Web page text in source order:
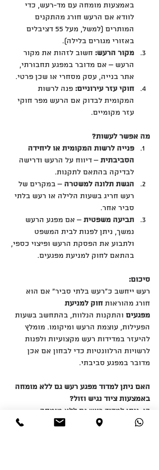
באמצעות מומחה עם מד-רעש, כדי
לוודא אם הרעש חורג מהתקנים
המותרים (למשל, מעל 55 דציבלים
באזורי מגורים בלילה).
מקור הרעש: חשוב לזהות את מקור
הרעש – אם מדובר במפגע תחבורתי,
אתר בנייה, עסק מסחרי או שכן פרטי.
חוקי עזר עירוניים: פנה לרשות
המקומית לבדוק אם הרעש מפר חוקי
עזר מקומיים.
מה אפשר לעשות?
פנייה לרשות המקומית או ליחידה
הסביבתית – דיווח על הרעש ודרישה
לבדיקה בהתאם לתקנות.
הגשת תלונה למשטרה – במקרים של
רעש חריג בשעות הלילה או רעש בלתי
סביר אחר.
תביעה משפטית – אם מפגע הרעש
נמשך, ניתן לפנות לבית המשפט
ולתבוע את הפסקת הרעש ופיצוי כספי,
בהתאם לחוק למניעת מפגעים.
סיכום:
רעש ייחשב כ"רעש בלתי סביר" אם הוא
חורג מהוראות חוק למניעת
מפגעים והתקנות הנלוות, בהתחשב בשעות
הפעילות, עוצמת הרעש ומיקומו. מומלץ
להיעזר במדידות רעש מקצועיות ולפנות
לרשויות הרלוונטיות כדי לבחון אם אכן
מדובר במפגע סביבתי.
האם ניתן למדוד מפגע רעש גם ללא מומחה
באמצעות ציוד נגיש וזול?
כן, ניתן למדוד רעש גם ללא מומחה
באמצעות ציוד נגיש וזול, אך חשוב להבין